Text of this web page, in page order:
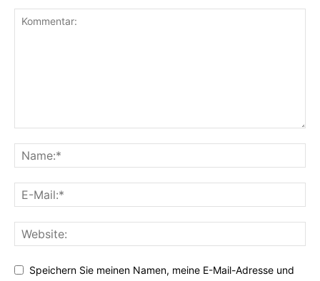
Speichern Sie meinen Namen, meine E-Mail-Adresse und